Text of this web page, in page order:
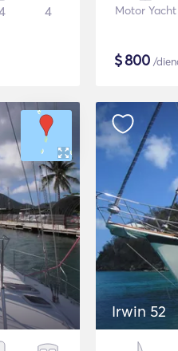
4 Motor Yacht
$800 /
Irwin 52